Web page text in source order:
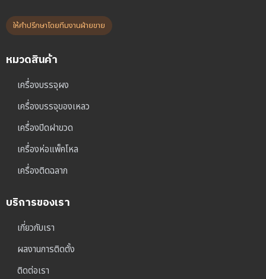
ให้คำปรึกษาโดยทีมงานฝ่ายขาย
หมวดสินค้า
เครื่องบรรจุผง
เครื่องบรรจุของเหลว
เครื่องปิดฝาขวด
เครื่องห่อแพ็คโหล
เครื่องติดฉลาก
บริการของเรา
เกี่ยวกับเรา
ผลงานการติดตั้ง
ติดต่อเรา